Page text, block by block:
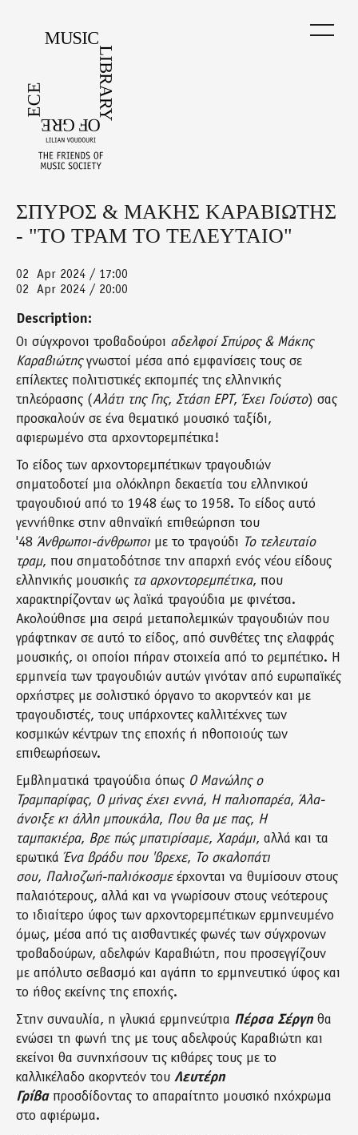
Back
ΣΠΥΡΟΣ & ΜΑΚΗΣ ΚΑΡΑΒΙΩΤΗΣ
- "ΤΟ ΤΡΑΜ ΤΟ ΤΕΛΕΥΤΑΙΟ"
02
Apr 2024 / 17:00
02
Apr 2024 / 20:00
Description:
Οι σύγχρονοι τροβαδούροι αδελφοί Σπύρος & Μάκης
Καραβιώτηςγνωστοί μέσα από εμφανίσεις τους σε
επίλεκτες πολιτιστικές εκπομπές της ελληνικής
τηλεόρασης (Αλάτι της Γης, Στάση ΕΡΤ, Έχει Γούστο) σας
προσκαλούν σε ένα θεματικό μουσικό ταξίδι,
αφιερωμένο στα αρχοντορεμπέτικα!
Το είδος των αρχοντορεμπέτικων τραγουδιών
σηματοδοτεί μια ολόκληρη δεκαετία του ελληνικού
τραγουδιού από το 1948 έως το 1958. Το είδος αυτό
γεννήθηκε στην αθηναϊκή επιθεώρηση του
'48 Άνθρωποι-άνθρωποι με το τραγούδι Το τελευταίο
τραμ, που σηματοδότησε την απαρχή ενός νέου είδους
ελληνικής μουσικής τα αρχοντορεμπέτικα, που
χαρακτηρίζονταν ως λαϊκά τραγούδια με φινέτσα.
Ακολούθησε μια σειρά μεταπολεμικών τραγουδιών που
γράφτηκαν σε αυτό το είδος, από συνθέτες της ελαφράς
μουσικής, οι οποίοι πήραν στοιχεία από το ρεμπέτικο. Η
ερμηνεία των τραγουδιών αυτών γινόταν από ευρωπαϊκές
ορχήστρες με σολιστικό όργανο το ακορντεόν και με
τραγουδιστές, τους υπάρχοντες καλλιτέχνες των
κοσμικών κέντρων της εποχής ή ηθοποιούς των
επιθεωρήσεων.
Εμβληματικά τραγούδια όπως Ο Μανώλης ο
Τραμπαρίφας, Ο μήνας έχει εννιά, Η παλιοπαρέα, Άλα-
άνοιξε κι άλλη μπουκάλα, Που θα με πας, Η
ταμπακιέρα, Βρε πώς μπατιρίσαμε, Χαράμι, αλλά και τα
ερωτικά Ένα βράδυ που 'βρεχε, Το σκαλοπάτι
σου, Παλιοζωή-παλιόκοσμεέρχονται να θυμίσουν στους
παλαιότερους, αλλά και να γνωρίσουν στους νεότερους
το ιδιαίτερο ύφος των αρχοντορεμπέτικων ερμηνευμένο
όμως, μέσα από τις αισθαντικές φωνές των σύγχρονων
τροβαδούρων, αδελφών Καραβιώτη, που προσεγγίζουν
με απόλυτο σεβασμό και αγάπη το ερμηνευτικό ύφος και
το ήθος εκείνης της εποχής.
Στην συναυλία, η γλυκιά ερμηνεύτρια Πέρσα Σέργηθα
ενώσει τη φωνή της με τους αδελφούς Καραβιώτη και
εκείνοι θα συνηχήσουν τις κιθάρες τους με το
καλλικέλαδο ακορντεόν του Λευτέρη
Γρίβα προσδίδοντας το απαραίτητο μουσικό ηχόχρωμα
στο αφιέρωμα.